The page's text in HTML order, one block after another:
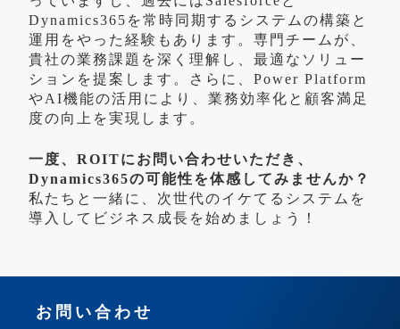
Dynamics365を常時同期するシステムの構築と
運用をやった経験もあります。専門チームが、
貴社の業務課題を深く理解し、最適なソリュー
ションを提案します。さらに、Power Platform
やAI機能の活用により、業務効率化と顧客満足
度の向上を実現します。
一度、ROITにお問い合わせいただき、
Dynamics365の可能性を体感してみませんか？
私たちと一緒に、次世代のイケてるシステムを
導入してビジネス成長を始めましょう！
お問い合わせ